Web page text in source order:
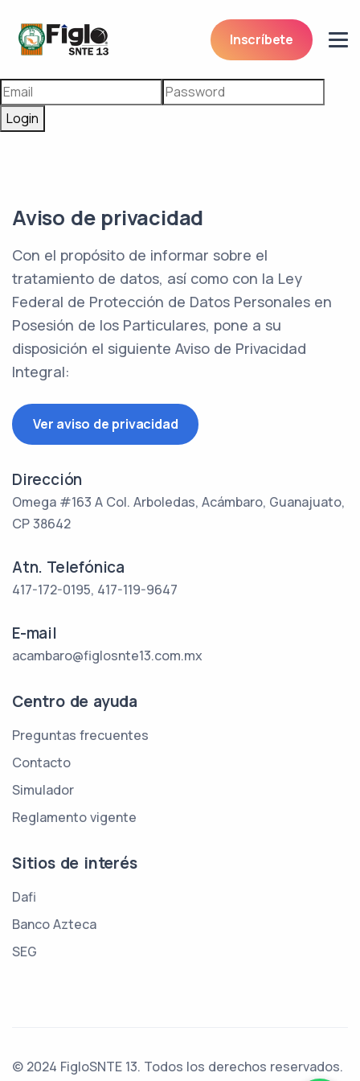
Inscríbete
Login
Aviso de privacidad
Con el propósito de informar sobre el
tratamiento de datos, así como con la Ley
Federal de Protección de Datos Personales en
Posesión de los Particulares, pone a su
disposición el siguiente Aviso de Privacidad
Integral:
Ver aviso de privacidad
Dirección
Omega #163 A Col. Arboledas, Acámbaro, Guanajuato,
CP 38642
Atn. Telefónica
417-172-0195, 417-119-9647
E-mail
acambaro@figlosnte13.com.mx
Centro de ayuda
Preguntas frecuentes
Contacto
Simulador
Reglamento vigente
Sitios de interés
Dafi
Banco Azteca
SEG
© 2024 FigloSNTE 13. Todos los derechos reservados.